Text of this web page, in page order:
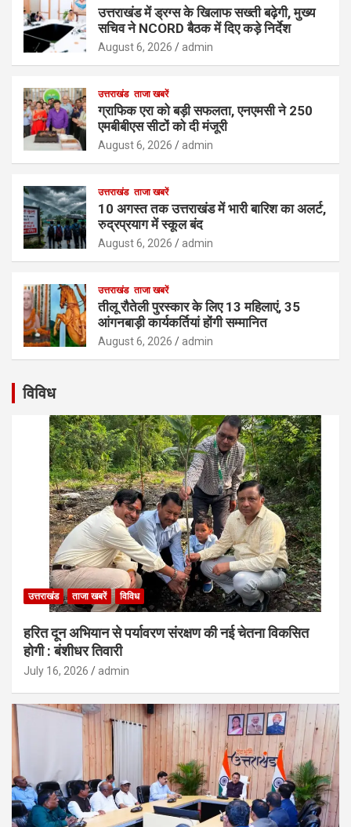
उत्तराखंड में ड्रग्स के खिलाफ सख्ती बढ़ेगी, मुख्य
सचिव ने NCORD बैठक में दिए कड़े निर्देश
August 6, 2026 admin
उत्तराखंड ताजा खबरें
ग्राफिक एरा को बड़ी सफलता, एनएमसी ने 250
एमबीबीएस सीटों को दी मंजूरी
August 6, 2026 admin
उत्तराखंड ताजा खबरें
10 अगस्त तक उत्तराखंड में भारी बारिश का अलर्ट,
रुद्रप्रयाग में स्कूल बंद
August 6, 2026 admin
उत्तराखंड ताजा खबरें
तीलू रौतेली पुरस्कार के लिए 13 महिलाएं, 35
आंगनबाड़ी कार्यकर्तियां होंगी सम्मानित
August 6, 2026 admin
विविध
उत्तराखंड ताजा खबरें विविध
हरित दून अभियान से पर्यावरण संरक्षण की नई चेतना विकसित
होगी : बंशीधर तिवारी
July 16, 2026 admin